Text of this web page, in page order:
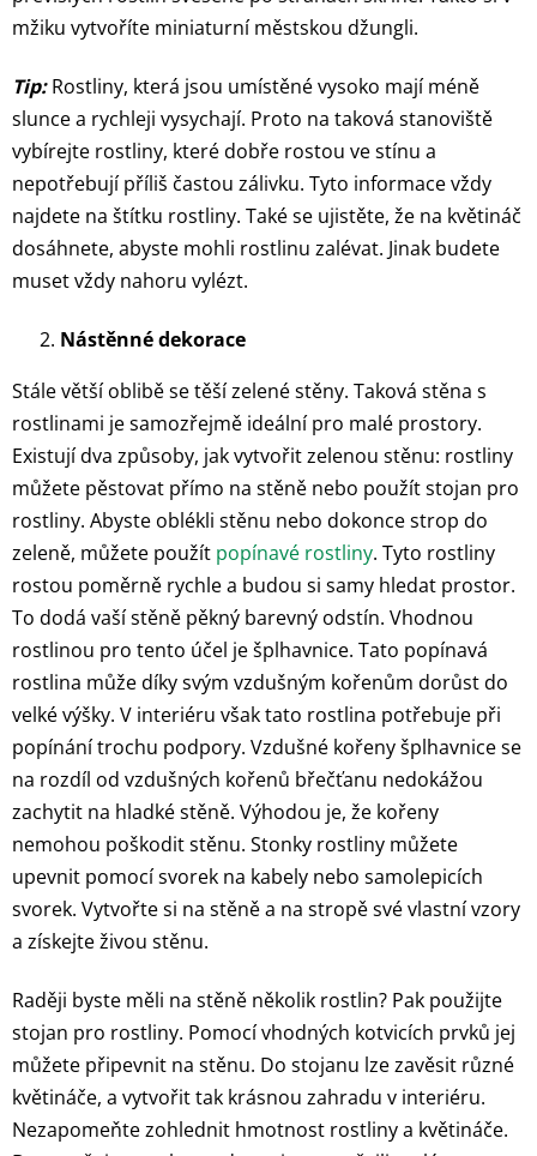
mžiku vytvoříte miniaturní městskou džungli.
Tip:Rostliny, která jsou umístěné vysoko mají méně
slunce a rychleji vysychají. Proto na taková stanoviště
vybírejte rostliny, které dobře rostou ve stínu a
nepotřebují příliš častou zálivku. Tyto informace vždy
najdete na štítku rostliny. Také se ujistěte, že na květináč
dosáhnete, abyste mohli rostlinu zalévat. Jinak budete
muset vždy nahoru vylézt.
Nástěnné dekorace
Stále větší oblibě se těší zelené stěny. Taková stěna s
rostlinami je samozřejmě ideální pro malé prostory.
Existují dva způsoby, jak vytvořit zelenou stěnu: rostliny
můžete pěstovat přímo na stěně nebo použít stojan pro
rostliny. Abyste oblékli stěnu nebo dokonce strop do
zeleně, můžete použít popínavé rostliny. Tyto rostliny
rostou poměrně rychle a budou si samy hledat prostor.
To dodá vaší stěně pěkný barevný odstín. Vhodnou
rostlinou pro tento účel je šplhavnice. Tato popínavá
rostlina může díky svým vzdušným kořenům dorůst do
velké výšky. V interiéru však tato rostlina potřebuje při
popínání trochu podpory. Vzdušné kořeny šplhavnice se
na rozdíl od vzdušných kořenů břečťanu nedokážou
zachytit na hladké stěně. Výhodou je, že kořeny
nemohou poškodit stěnu. Stonky rostliny můžete
upevnit pomocí svorek na kabely nebo samolepicích
svorek. Vytvořte si na stěně a na stropě své vlastní vzory
a získejte živou stěnu.
Raději byste měli na stěně několik rostlin? Pak použijte
stojan pro rostliny. Pomocí vhodných kotvicích prvků jej
můžete připevnit na stěnu. Do stojanu lze zavěsit různé
květináče, a vytvořit tak krásnou zahradu v interiéru.
Nezapomeňte zohlednit hmotnost rostliny a květináče.